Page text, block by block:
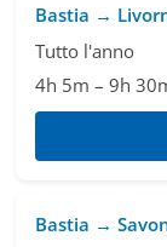
Bastia →
Tutto l'anno
4h 5m – 9h
Bastia →